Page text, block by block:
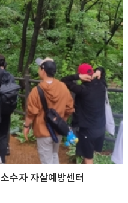
수자 자살예방센터